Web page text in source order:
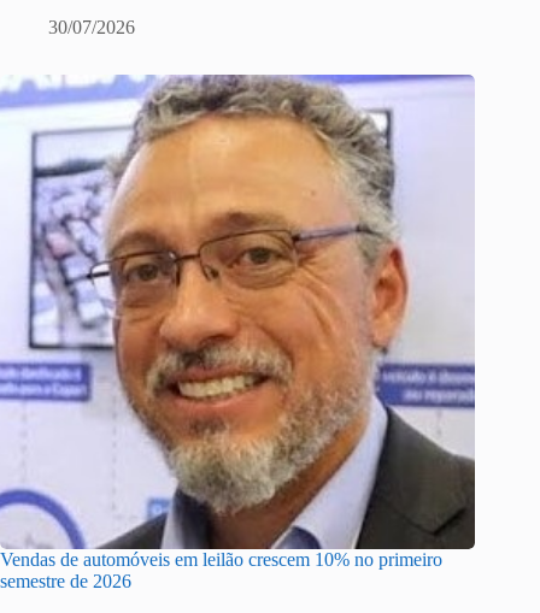
30/07/2026
Vendas de automóveis em leilão crescem 10% no primeiro
semestre de 2026